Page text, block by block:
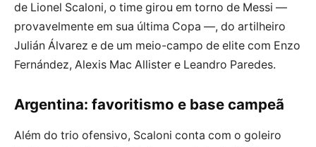
de Lionel Scaloni, o time girou em torno de Messi —
provavelmente em sua última Copa —, do artilheiro
Julián Álvarez e de um meio-campo de elite com Enzo
Fernández, Alexis Mac Allister e Leandro Paredes.
Argentina: favoritismo e base campeã
Além do trio ofensivo, Scaloni conta com o goleiro